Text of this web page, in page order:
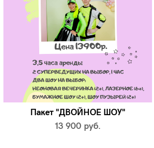
Пакет "ДВОЙНОЕ ШОУ"
13 900 pуб.